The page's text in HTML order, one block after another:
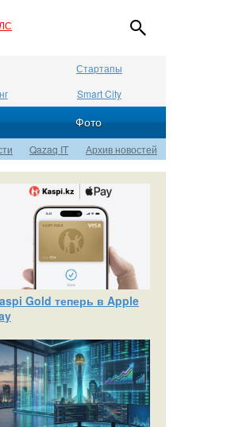
Стартапы
Smart City
Фото
Qazaq IT Архив новостей
Gold теперь в Apple